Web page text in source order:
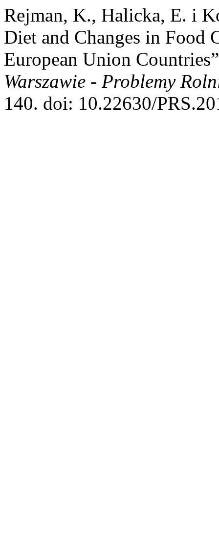
Rejman, K., Halicka, E. i
Diet and Changes in Food
European Union
Warszawie - Problemy
140. doi: 10.22630/